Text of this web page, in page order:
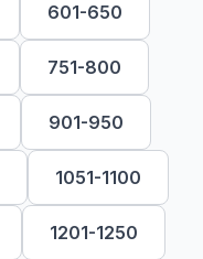
601-650
751-800
901-950
1051-1100
1201-1250